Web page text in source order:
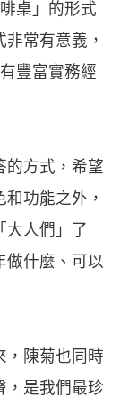
桌」的形式
常有意義，
豐富實務經
的方式，希望
功能之外，
大人們」了
做什麼、可以
，陳菊也同時
，是我們最珍